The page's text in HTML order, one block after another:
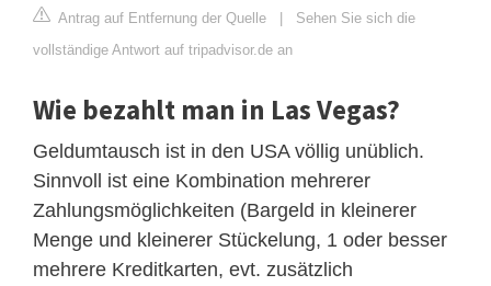
Antrag auf Entfernung der Quelle | Sehen Sie sich die
vollständige Antwort auf tripadvisor.de an
Wie bezahlt man in Las Vegas?
Geldumtausch ist in den USA völlig unüblich.
Sinnvoll ist eine Kombination mehrerer
Zahlungsmöglichkeiten (Bargeld in kleinerer
Menge und kleinerer Stückelung, 1 oder besser
mehrere Kreditkarten, evt. zusätzlich